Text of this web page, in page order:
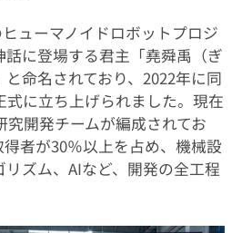
ューマノイドロボットプロジ
に登場する君主「堯舜禹（ぎ
命名されており、2022年に同
式に立ち上げられました。現在
究開発チームが編成されてお
者が30％以上を占め、機械設
ズム、AIなど、開発の全工程